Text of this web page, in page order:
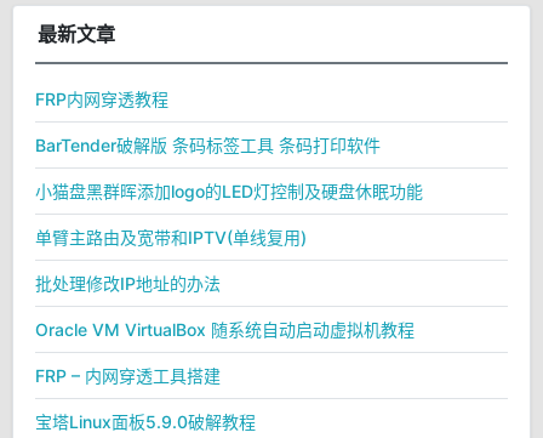
最新文章
FRP内网穿透教程
BarTender破解版 条码标签工具 条码打印软件
小猫盘黑群晖添加logo的LED灯控制及硬盘休眠功能
单臂主路由及宽带和IPTV(单线复用)
批处理修改IP地址的办法
Oracle VM VirtualBox 随系统自动启动虚拟机教程
FRP – 内网穿透工具搭建
宝塔Linux面板5.9.0破解教程